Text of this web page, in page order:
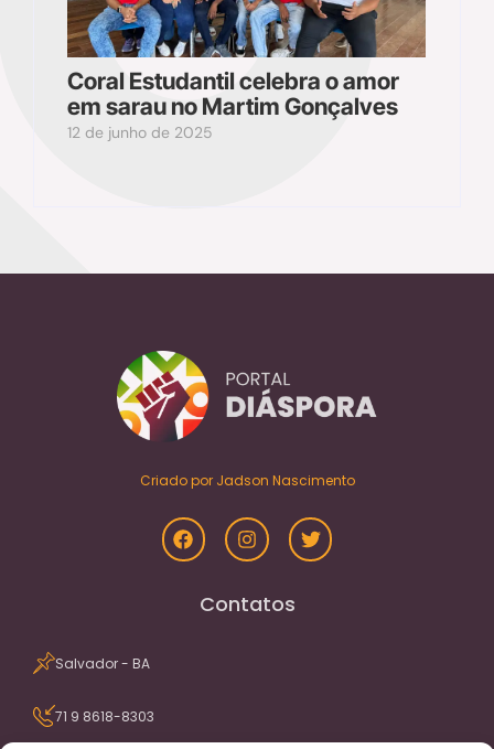
Coral Estudantil celebra o amor
em sarau no Martim Gonçalves
12 de junho de 2025
Criado por Jadson Nascimento
Contatos
Salvador - BA
71 9 8618-8303